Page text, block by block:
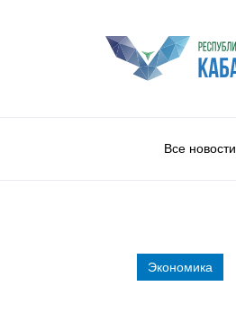
Все новости
Экономика